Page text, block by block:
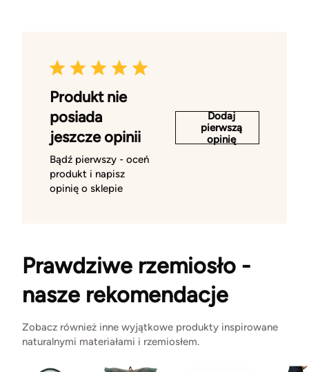
Produkt nie
posiada
jeszcze opinii
Bądź pierwszy - oceń
produkt i napisz
opinię o sklepie
Dodaj
pierwszą
opinię
Prawdziwe rzemiosło -
nasze rekomendacje
Zobacz również inne wyjątkowe produkty inspirowane
naturalnymi materiałami i rzemiosłem.